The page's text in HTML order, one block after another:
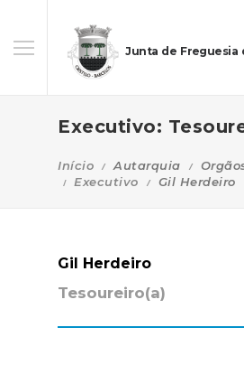
Junta de Freguesia
Executivo:
Início Autarquia
Executivo
Gil Herdeiro
Gil Herdeiro
Tesoureiro(a)